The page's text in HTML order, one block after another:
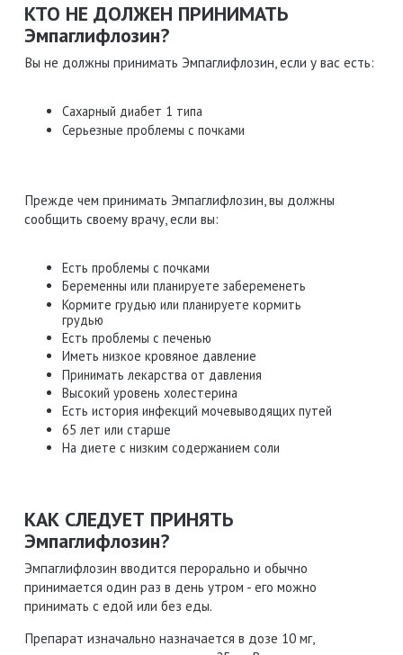
КТО НЕ ДОЛЖЕН ПРИНИМАТЬ
Эмпаглифлозин?
Вы не должны принимать Эмпаглифлозин, если у вас есть:
Сахарный диабет 1 типа
Серьезные проблемы с почками
Прежде чем принимать Эмпаглифлозин, вы должны
сообщить своему врачу, если вы:
Есть проблемы с почками
Беременны или планируете забеременеть
Кормите грудью или планируете кормить
грудью
Есть проблемы с печенью
Иметь низкое кровяное давление
Принимать лекарства от давления
Высокий уровень холестерина
Есть история инфекций мочевыводящих путей
65 лет или старше
На диете с низким содержанием соли
КАК СЛЕДУЕТ ПРИНЯТЬ
Эмпаглифлозин?
Эмпаглифлозин вводится перорально и обычно
принимается один раз в день утром - его можно
принимать с едой или без еды.
Препарат изначально назначается в дозе 10 мг,